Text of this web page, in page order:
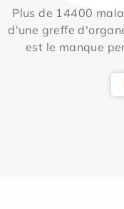
Plus de 14400
d'une greffe
est le manque